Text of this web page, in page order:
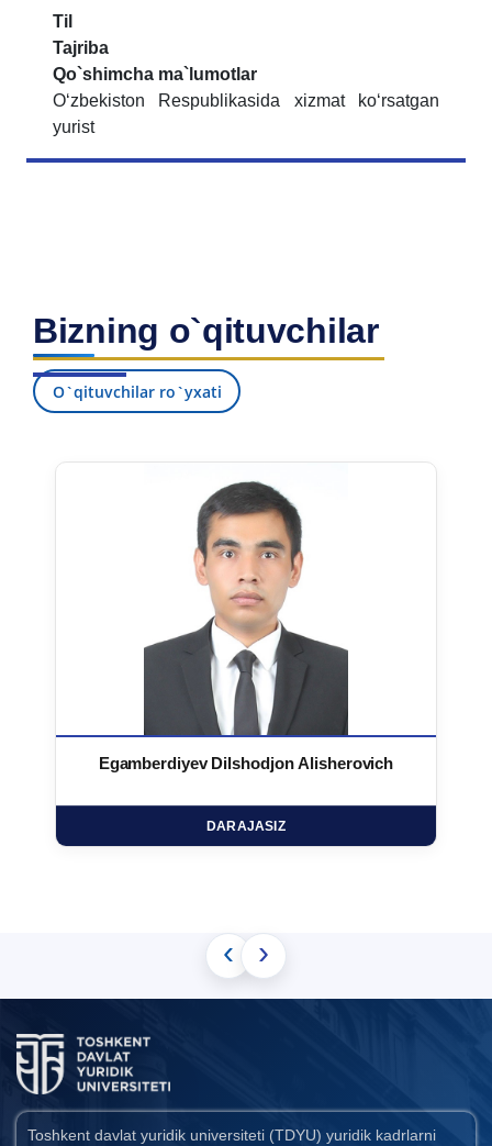
Til
Tajriba
Qo`shimcha ma`lumotlar
Oʻzbekiston Respublikasida xizmat koʻrsatgan
yurist
Bizning o`qituvchilar
O`qituvchilar ro`yxati
Egamberdiyev Dilshodjon Alisherovich
DARAJASIZ
‹ ›
Toshkent davlat yuridik universiteti (TDYU) yuridik kadrlarni